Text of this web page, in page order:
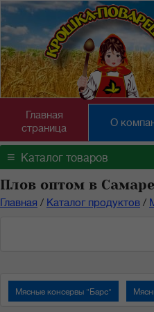
Главная
страница
О
≡ Каталог товаров
Плов оптом в Самаре
Главная / Каталог продуктов /
Мясные консервы "Барс"